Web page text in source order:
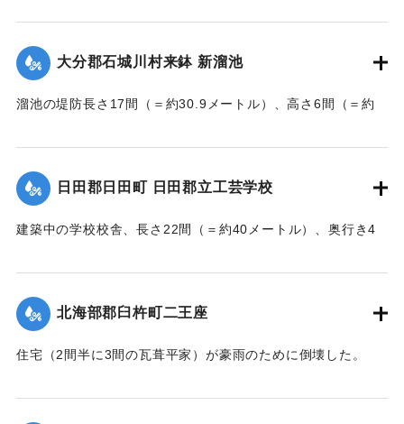
江村の漁業組合の2人が発見し、消防組と協力、現場へ決死者
7人選抜し現場へ急行させ、辛うじて救助した。
【出典：大分新聞 大正7年7月16日7面（15日夕刊）】
大分郡石城川村来鉢 新溜池
溜池の堤防長さ17間（＝約30.9メートル）、高さ6間（＝約
額は2000円の見込み。
【出典：大分新聞 大正7年7月16日7面（15日夕刊）】
｜固有コード: 002680196
日田郡日田町 日田郡立工芸学校
建築中の学校校舎、長さ22間（＝約40メートル）、奥行き4
校舎は6分方しか竣成しておらず、損害は軽微だった。
【出典：大分新聞 大正7年7月16日7面（15日夕刊）】
｜固有コード: 002680197
北海部郡臼杵町二王座
住宅（2間半に3間の瓦葺平家）が豪雨のために倒壊した。